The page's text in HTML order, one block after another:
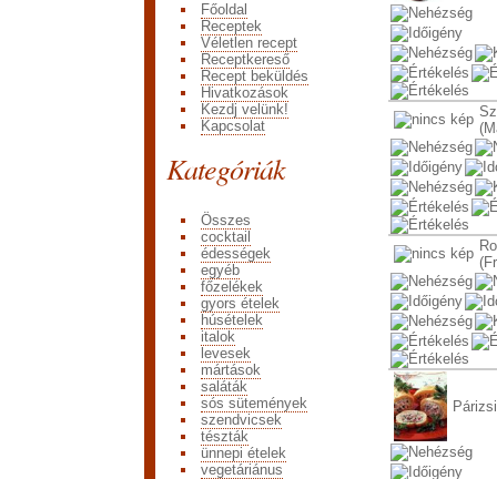
Főoldal
Receptek
Véletlen recept
Receptkereső
Recept beküldés
Hivatkozások
Kezdj velünk!
Kapcsolat
Kategóriák
Összes
cocktail
édességek
egyéb
főzelékek
gyors ételek
húsételek
italok
levesek
mártások
saláták
sós sütemények
szendvicsek
tészták
ünnepi ételek
vegetáriánus